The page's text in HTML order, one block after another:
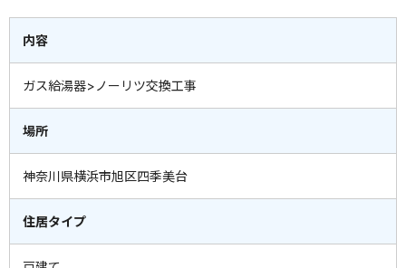
内容
ガス給湯器>ノーリツ交換工事
場所
神奈川県横浜市旭区四季美台
住居タイプ